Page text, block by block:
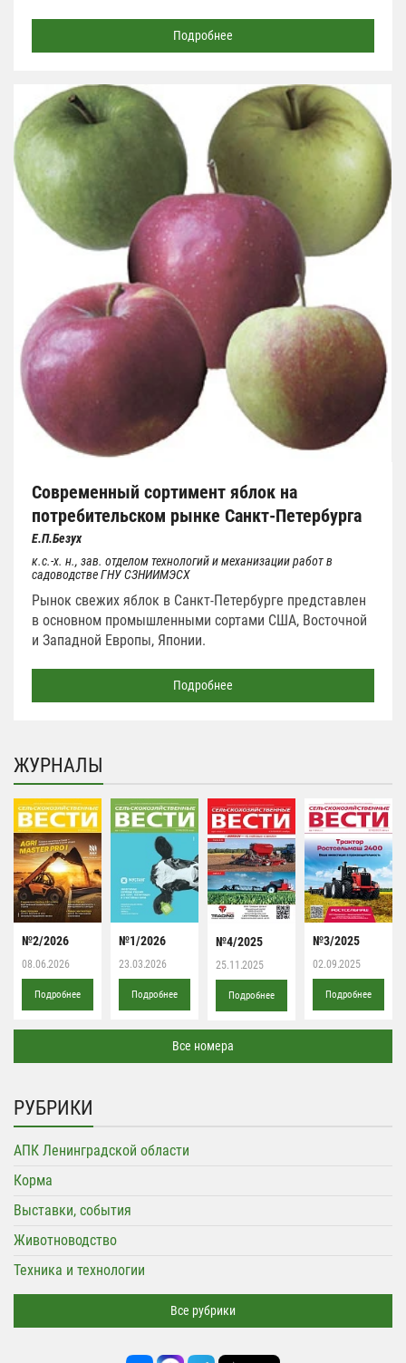
Подробнее
Современный сортимент яблок на
потребительском рынке Санкт-Петербурга
Е.П.Безух
к.с.-х. н., зав. отделом технологий и механизации работ в
садоводстве ГНУ СЗНИИМЭСХ
Рынок свежих яблок в Санкт-Петербурге представлен
в основном промышленными сортами США, Восточной
и Западной Европы, Японии.
Подробнее
ЖУРНАЛЫ
№2/2026
08.06.2026
Подробнее
№1/2026
23.03.2026
Подробнее
№4/2025
25.11.2025
Подробнее
№3/2025
02.09.2025
Подробнее
Все номера
РУБРИКИ
АПК Ленинградской области
Корма
Выставки, события
Животноводство
Техника и технологии
Все рубрики